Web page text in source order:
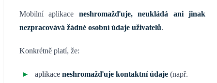
Mobilní aplikace neshromažďuje, neukládá ani jinak
nezpracovává žádné osobní údaje uživatelů.
Konkrétně platí, že:
aplikace neshromažďuje kontaktní údaje (např.